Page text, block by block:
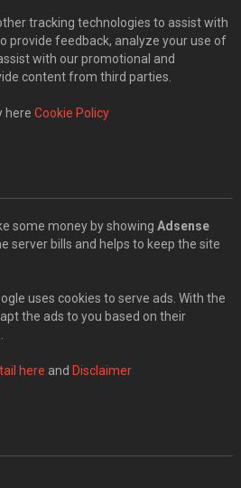
tracking technologies to assist with
provide feedback, analyze your use of
with our promotional and
content from third parties.
here Cookie Policy
some money by showing Adsense
server bills and helps to keep the site
uses cookies to serve ads. With the
the ads to you based on their
here and Disclaimer